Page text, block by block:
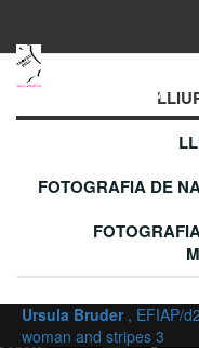
MONOCROM
FOTOGRAFIA DE
Ursula Bruder , EFIAP/
woman and stripes 3